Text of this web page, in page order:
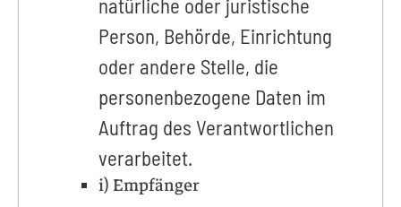
natürliche oder juristische
Person, Behörde, Einrichtung
oder andere Stelle, die
personenbezogene Daten im
Auftrag des Verantwortlichen
verarbeitet.
i) Empfänger